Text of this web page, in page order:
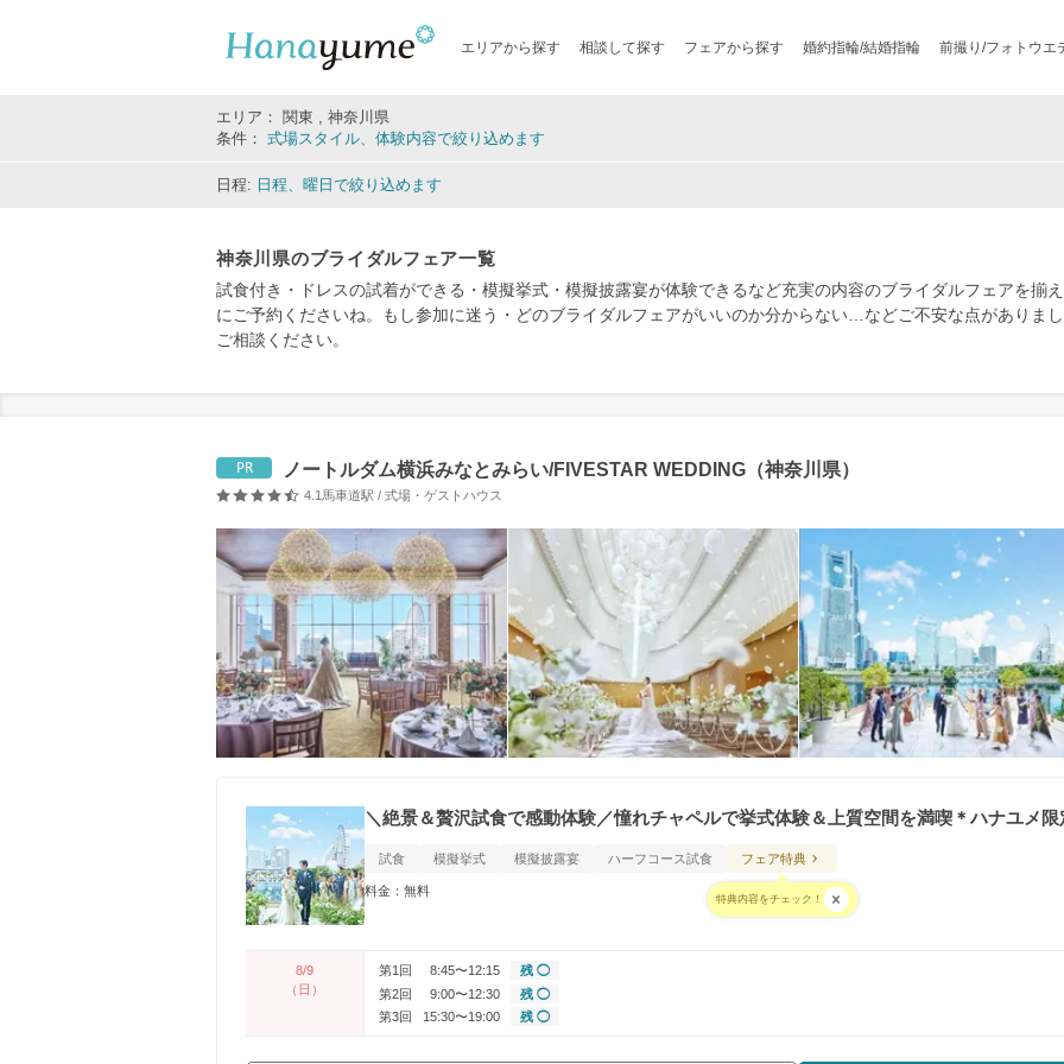
エリアから探す 相談して探す フェアから探す 婚約指輪/結婚指輪 前撮り/フォトウエ
エリア： 関東 , 神奈川県
条件： 式場スタイル、体験内容で絞り込めます
日程: 日程、曜日で絞り込めます
神奈川県のブライダルフェア一覧
試食付き・ドレスの試着ができる・模擬挙式・模擬披露宴が体験できるなど充実の内容のブライダルフェアを揃
にご予約くださいね。もし参加に迷う・どのブライダルフェアがいいのか分からない…などご不安な点がありま
ご相談ください。
PR ノートルダム横浜みなとみらい/FIVESTAR WEDDING（神奈川県）
口コミ評価
4.1 馬車道駅 / 式場・ゲストハウス
＼絶景＆贅沢試食で感動体験／憧れチャペルで挙式体験＆上質空間を満喫＊ハナユメ限
試食 模擬挙式 模擬披露宴 ハーフコース試食 フェア特典
特典内容をチェック！
料金：無料
8/9
（日）
第1回 8:45〜12:15
残 ◯
第2回
9:00〜12:30
残 ◯
第3回
15:30〜19:00 残 ◯